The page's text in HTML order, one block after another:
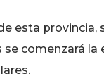
esta provincia,
comenzará la